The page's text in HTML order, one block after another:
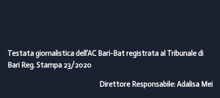
Testata giornalistica dell’AC Bari-Bat registrata al Tribunale di
Bari Reg. Stampa 23/2020
Direttore Responsabile: Adalisa Mei